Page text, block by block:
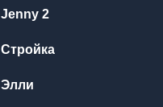
Jenny 2
Стройка
Элли